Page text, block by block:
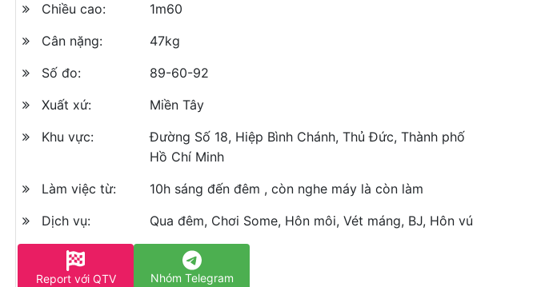
Chiều cao:
1m60
Cân nặng:
47kg
Số đo:
89-60-92
Xuất xứ:
Miền Tây
Khu vực:
Đường Số 18, Hiệp Bình Chánh, Thủ Đức, Thành phố
Hồ Chí Minh
Làm việc từ:
10h sáng đến đêm , còn nghe máy là còn làm
Dịch vụ:
Qua đêm, Chơi Some, Hôn môi, Vét máng, BJ, Hôn vú
Report với QTV Nhóm Telegram